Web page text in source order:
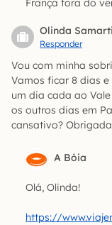
França fora do
Olinda
Responder
Vou com minha
Vamos ficar 8 dias
um dia cada ao
os outros dias em
cansativo?
A Bóia
Olá, Olinda!
https://